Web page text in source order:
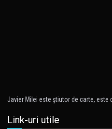
Javier Milei este ştiutor de carte, este
Link-uri utile